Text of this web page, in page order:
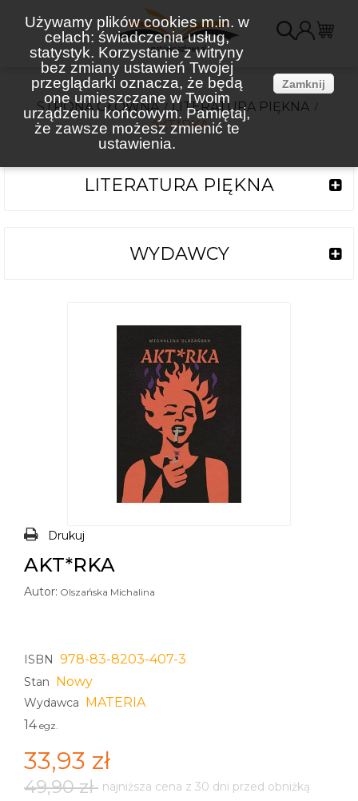
Używamy plików cookies m.in. w
celach: świadczenia usług,
statystyk. Korzystanie z witryny
bez zmiany ustawień Twojej
przeglądarki oznacza, że będą
one umieszczane w Twoim
urządzeniu końcowym. Pamiętaj,
że zawsze możesz zmienić te
ustawienia.
Zamknij
STRONA GŁÓWNA
LITERATURA PIĘKNA
AKT*RKA
LITERATURA PIĘKNA
WYDAWCY
Drukuj
AKT*RKA
Autor: Olszańska Michalina
ISBN 978-83-8203-407-3
Stan Nowy
Wydawca MATERIA
14 egz.
33,93 zł
49,90 zł najniższa cena z 30 dni przed obniżką